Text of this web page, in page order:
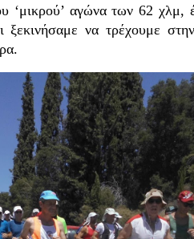
‘μικρού’ αγώνα των 62 χλμ,
ξεκινήσαμε να τρέχουμε